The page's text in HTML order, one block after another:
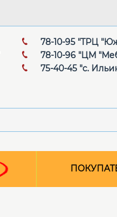
78-10-95 "ТРЦ
78-10-96 "ЦМ
75-40-45 "с.